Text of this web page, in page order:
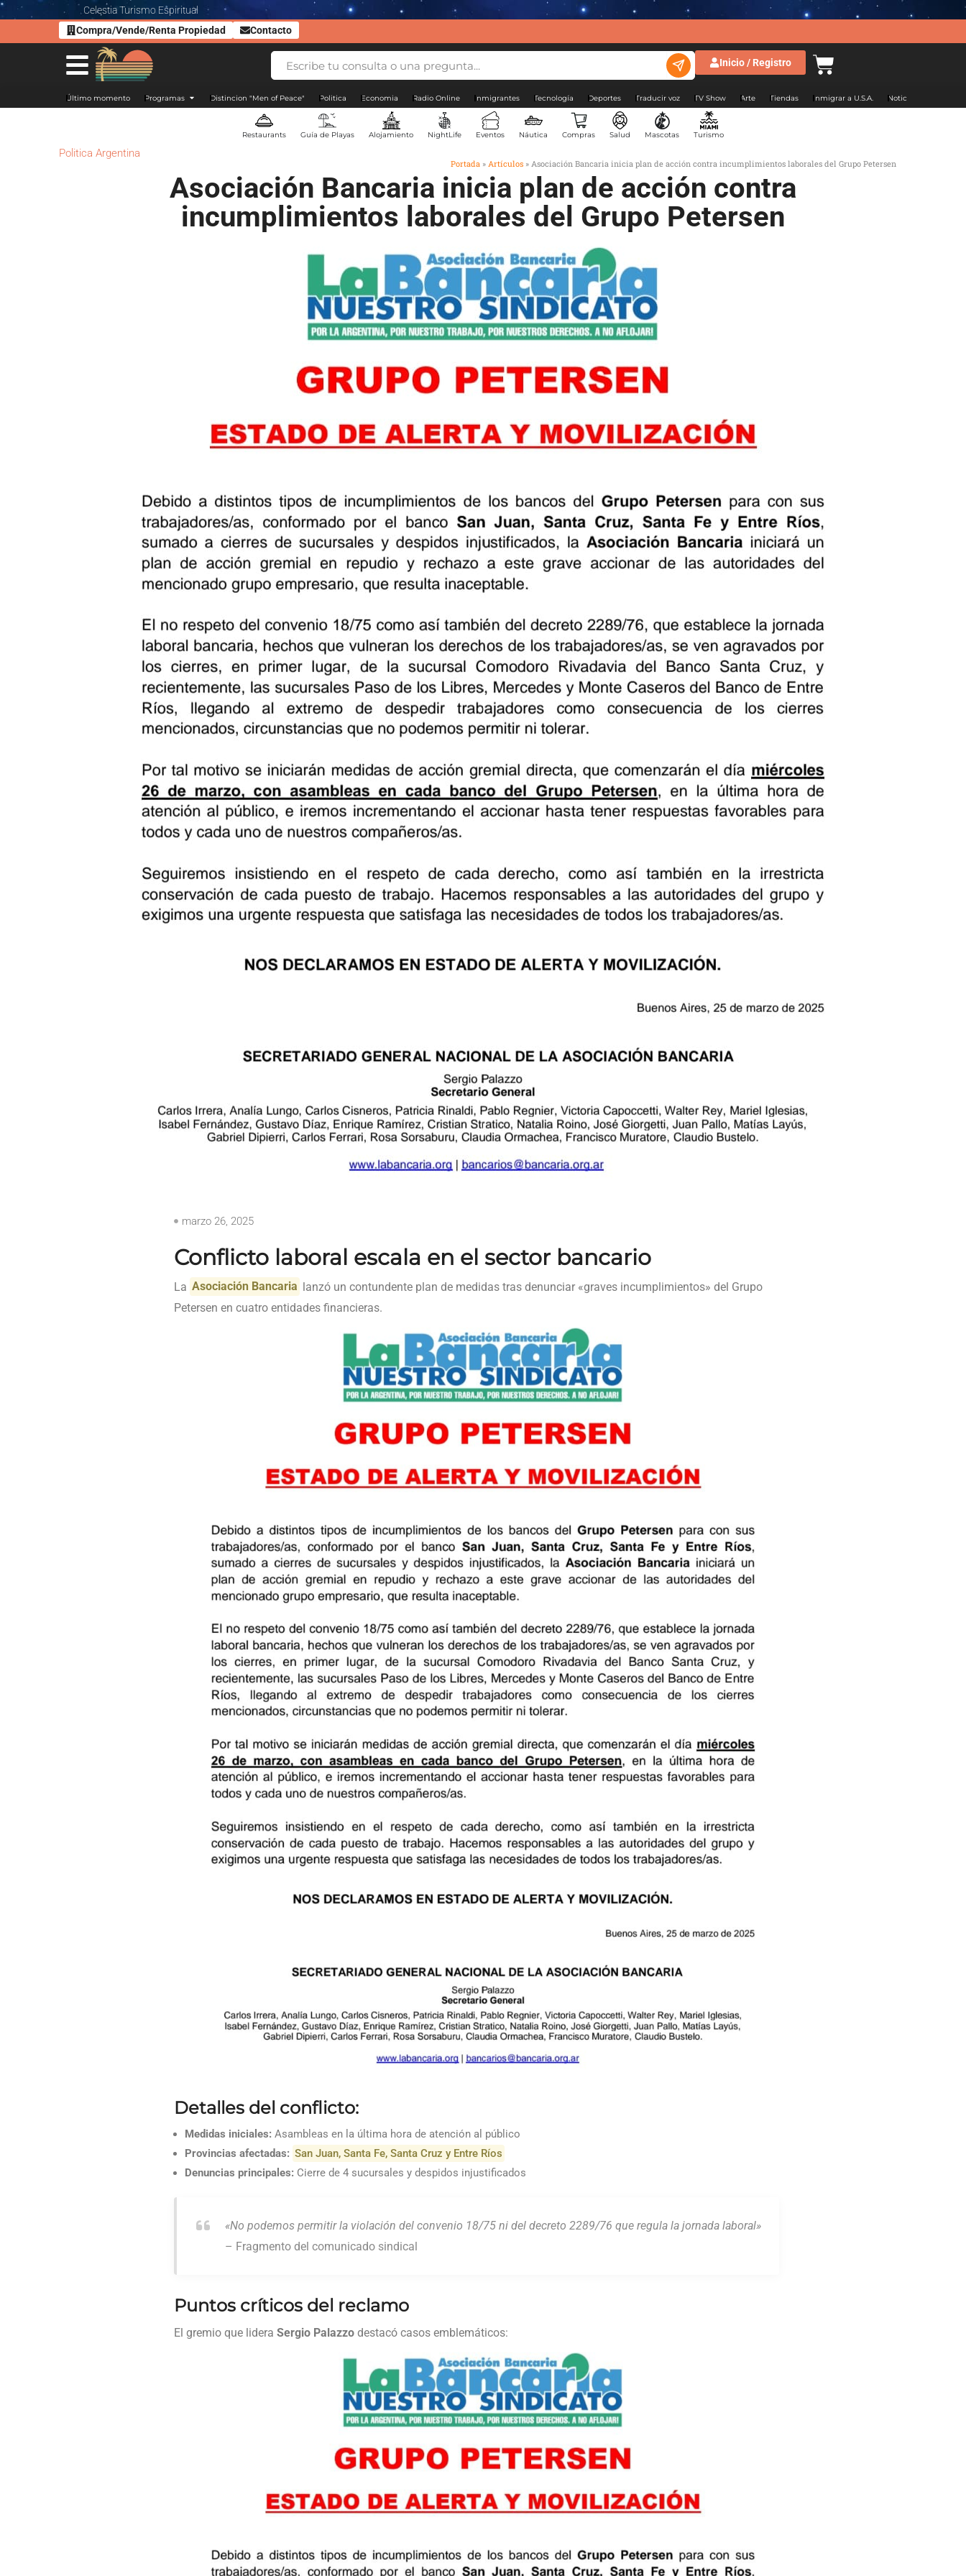
Celestia Turismo Espiritual
Compra/Vende/Renta Propiedad
Contacto
Inicio / Registro
Último momento Programas Distincion "Men of Peace" Politica Economia Radio Online Inmigrantes Tecnología Deportes Traducir voz TV Show Arte Tiendas Inmigrar a U.S.A. Noticias Argentina
Restaurants Guía de Playas Alojamiento NightLife Eventos Náutica Compras Salud Mascotas Turismo
Politica Argentina
Portada » Artículos » Asociación Bancaria inicia plan de acción contra incumplimientos laborales del Grupo Petersen
Asociación Bancaria inicia plan de acción contra
incumplimientos laborales del Grupo Petersen
marzo 26, 2025
Conflicto laboral escala en el sector bancario
La Asociación Bancaria lanzó un contundente plan de medidas tras denunciar «graves incumplimientos» del Grupo
Petersen en cuatro entidades financieras.
Detalles del conflicto:
Medidas iniciales: Asambleas en la última hora de atención al público
Provincias afectadas: San Juan, Santa Fe, Santa Cruz y Entre Ríos
Denuncias principales: Cierre de 4 sucursales y despidos injustificados
«No podemos permitir la violación del convenio 18/75 ni del decreto 2289/76 que regula la jornada laboral»
– Fragmento del comunicado sindical
Puntos críticos del reclamo
El gremio que lidera Sergio Palazzo destacó casos emblemáticos: